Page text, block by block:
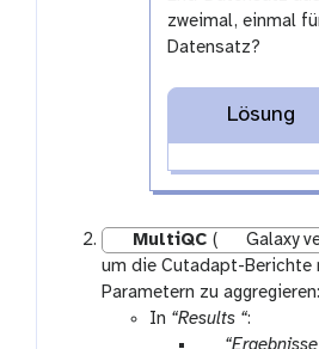
zweimal, einmal
Datensatz?
Lösung
MultiQC (
Galaxy
um die Cutadapt-Berichte
Parametern zu aggregieren:
In “Results “:
p